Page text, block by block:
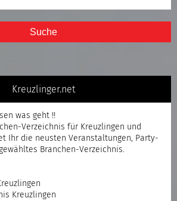
Suche
Kreuzlinger.net
was geht !!
Verzeichnis für Kreuzlingen und
Ihr die neusten Veranstaltungen, Party-
Branchen-Verzeichnis.
Kreuzlingen